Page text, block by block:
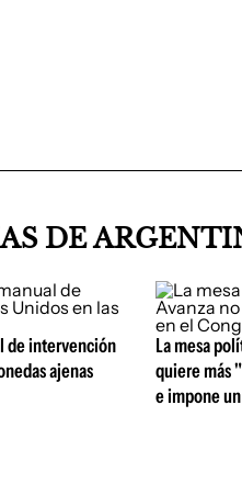
DE
de intervención
ajenas
La mesa
quiere más
e impone